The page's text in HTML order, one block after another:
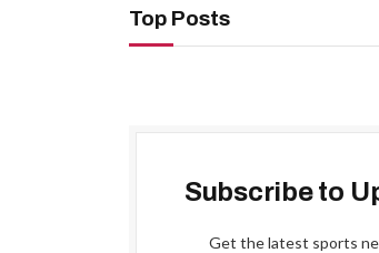
Top Posts
Subscribe to
Get the latest sports